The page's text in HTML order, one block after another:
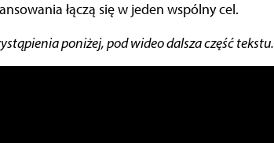
łączą się w jeden wspólny cel.
poniżej, pod wideo dalsza część tekstu.